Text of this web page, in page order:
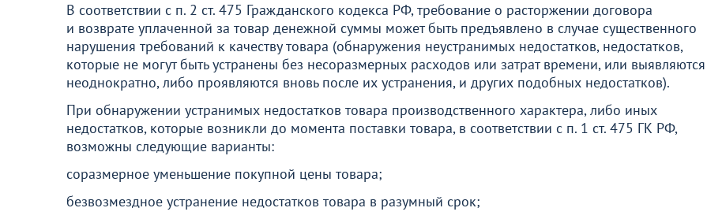
В соответствии с п. 2 ст. 475 Гражданского кодекса РФ, требование о расторжении договора
и возврате уплаченной за товар денежной суммы может быть предъявлено в случае существенного
нарушения требований к качеству товара (обнаружения неустранимых недостатков, недостатков,
которые не могут быть устранены без несоразмерных расходов или затрат времени, или выявляются
неоднократно, либо проявляются вновь после их устранения, и других подобных недостатков).
При обнаружении устранимых недостатков товара производственного характера, либо иных
недостатков, которые возникли до момента поставки товара, в соответствии с п. 1 ст. 475 ГК РФ,
возможны следующие варианты:
соразмерное уменьшение покупной цены товара;
безвозмездное устранение недостатков товара в разумный срок;